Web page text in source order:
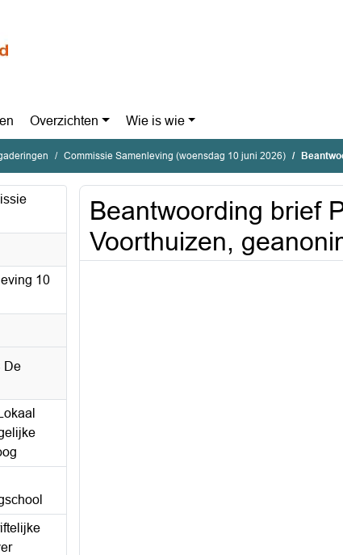
Overzichten Wie is wie
Commissie Samenleving (woensdag 10 juni 2026)
10
De
Beantwoording brief
Voorthuizen,